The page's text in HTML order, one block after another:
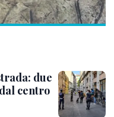
due
centro